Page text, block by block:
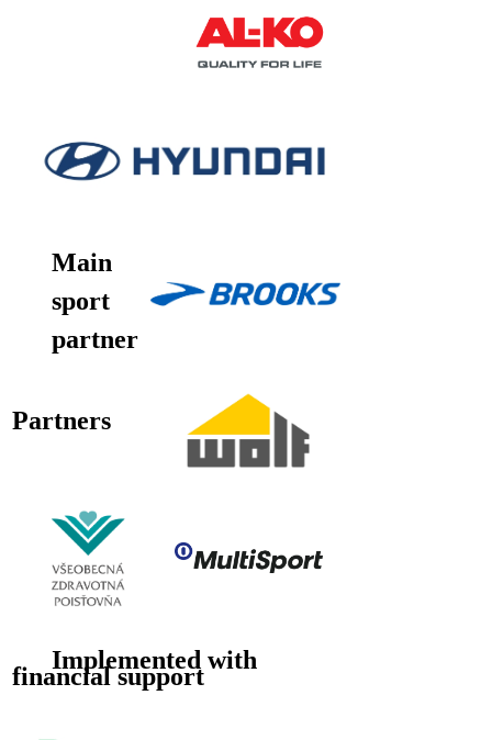
Main
sport
partner
Partners
Implemented with
financial support